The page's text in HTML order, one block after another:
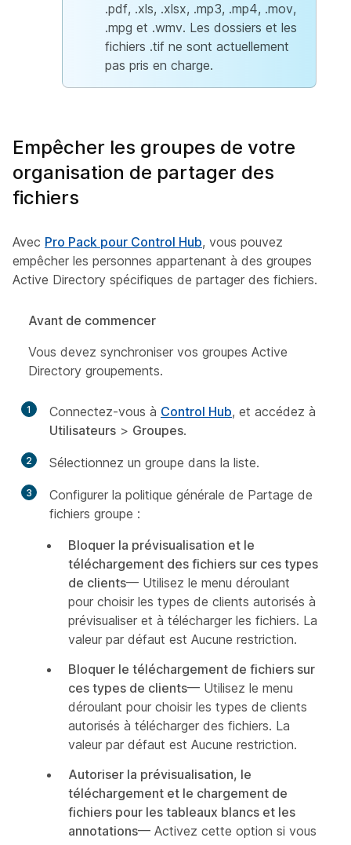
.pdf, .xls, .xlsx, .mp3, .mp4, .mov,
.mpg et .wmv. Les dossiers et les
fichiers .tif ne sont actuellement
pas pris en charge.
Empêcher les groupes de votre
organisation de partager des
fichiers
Avec Pro Pack pour Control Hub, vous pouvez
empêcher les personnes appartenant à des groupes
Active Directory spécifiques de partager des fichiers.
Avant de commencer
Vous devez synchroniser vos groupes Active
Directory groupements.
1 Connectez-vous à Control Hub, et accédez à
Utilisateurs > Groupes.
2 Sélectionnez un groupe dans la liste.
3
Configurer la politique générale de Partage de
fichiers groupe :
Bloquer la prévisualisation et le
téléchargement des fichiers sur ces types
de clients— Utilisez le menu déroulant
pour choisir les types de clients autorisés à
prévisualiser et à télécharger les fichiers. La
valeur par défaut est Aucune restriction.
Bloquer le téléchargement de fichiers sur
ces types de clients— Utilisez le menu
déroulant pour choisir les types de clients
autorisés à télécharger des fichiers. La
valeur par défaut est Aucune restriction.
Autoriser la prévisualisation, le
téléchargement et le chargement de
fichiers pour les tableaux blancs et les
annotations— Activez cette option si vous